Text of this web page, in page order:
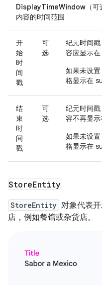
DisplayTimeWindow（可
内容的时间范围
开
始
时
间
戳
可
选
纪元时间
容应显示在
如果未设
格显示在
结
束
时
间
戳
可
选
纪元时间
容不再显示
如果未设
格显示在
StoreEntity
StoreEntity 对象代表
店，例如餐馆或杂货店。